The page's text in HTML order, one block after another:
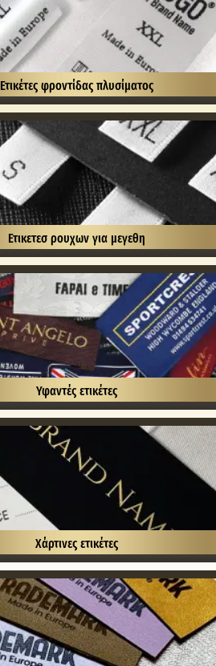
Ετικέτες φροντίδας πλυσίματος
Ετικετεσ ρουχων για μεγεθη
Υφαντές ετικέτες
Χάρτινες ετικέτες